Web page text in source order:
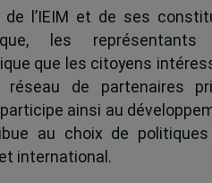
de l’IEIM et de ses
les
que les citoyens
réseau de partenaires
ainsi au
au choix de
international.